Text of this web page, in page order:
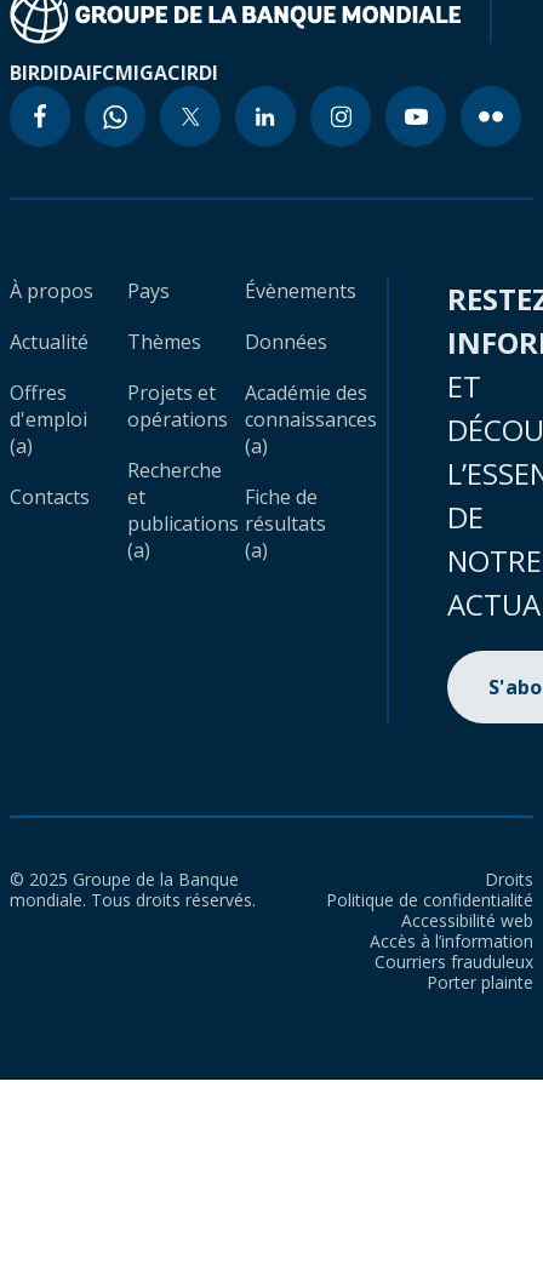
BIRDIDAIFCMIGACIRDI
À propos
Actualité
Offres
d'emploi
(a)
Contacts
Pays
Thèmes
Projets et
opérations
Recherche
et
publications
(a)
Évènements
Données
Académie des
connaissances
(a)
Fiche de
résultats
(a)
ET
DE
NOTRE
© 2025 Groupe de la Banque
mondiale. Tous droits réservés.
Droits
Politique de confidentialité
Accessibilité web
Accès à l’information
Courriers frauduleux
Porter plainte